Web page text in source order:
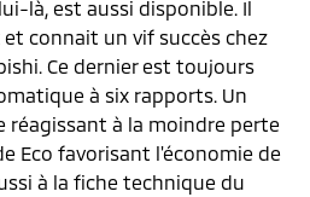
là, est aussi disponible. Il
connait un vif succès chez
Ce dernier est toujours
à six rapports. Un
réagissant à la moindre perte
Eco favorisant l'économie de
à la fiche technique du